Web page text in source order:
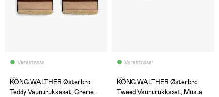
Varastossa
(0)
KONG.WALTHER Østerbro
Teddy Vaunurukkaset, Creme
Varastossa
(0)
KONG.WALTHER Østerbro
Tweed Vaunurukkaset, Musta